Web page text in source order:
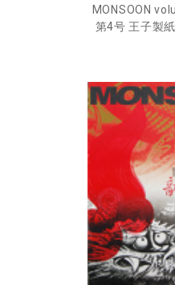
MONSOON
第4号 王子製